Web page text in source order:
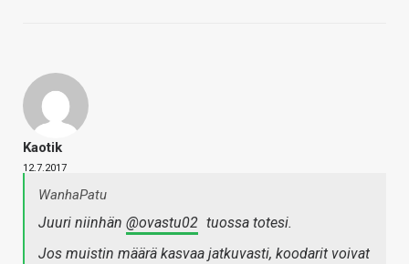
Kaotik
12.7.2017
WanhaPatu
Juuri niinhän @ovastu02 tuossa totesi.
Jos muistin määrä kasvaa jatkuvasti, koodarit voivat